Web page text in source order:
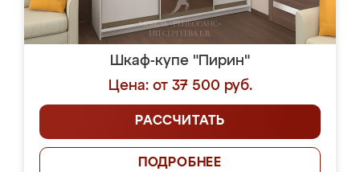
Шкаф-купе "Пирин"
Цена: от 37 500 руб.
РАССЧИТАТЬ
ПОДРОБНЕЕ